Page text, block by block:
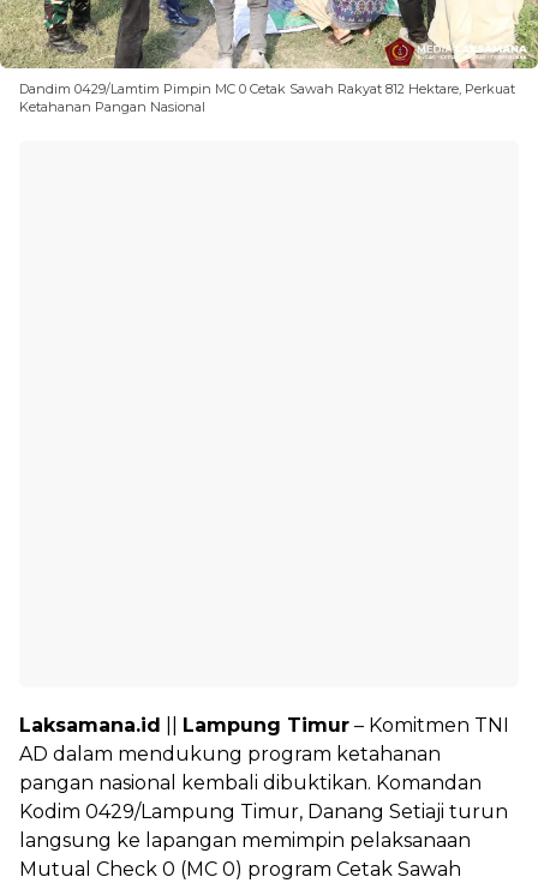
Dandim 0429/Lamtim Pimpin MC 0 Cetak Sawah Rakyat 812 Hektare, Perkuat
Ketahanan Pangan Nasional
Laksamana.id Lampung Timur – Komitmen TNI
AD dalam mendukung program ketahanan
pangan nasional kembali dibuktikan. Komandan
Kodim 0429/Lampung Timur, Danang Setiaji turun
langsung ke lapangan memimpin pelaksanaan
Mutual Check 0 (MC 0) program Cetak Sawah